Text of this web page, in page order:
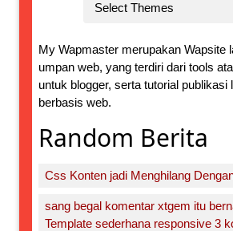
My Wapmaster merupakan Wapsite
umpan web, yang terdiri dari tools
untuk blogger, serta tutorial publikasi
berbasis web.
Random Berita
Css Konten jadi Menghilang
sang begal komentar xtgem itu
Template sederhana responsive 3